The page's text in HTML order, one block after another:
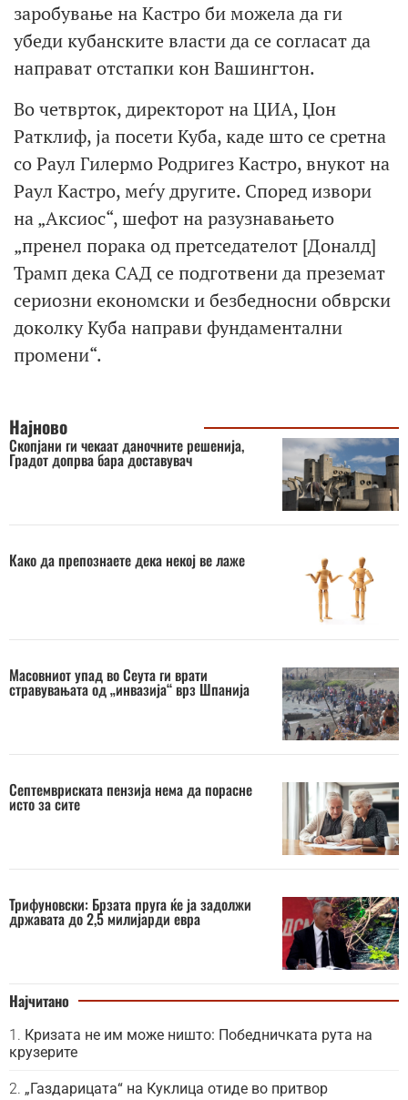
заробување на Кастро би можела да ги
убеди кубанските власти да се согласат да
направат отстапки кон Вашингтон.
Во четврток, директорот на ЦИА, Џон
Ратклиф, ја посети Куба, каде што се сретна
со Раул Гилермо Родригез Кастро, внукот на
Раул Кастро, меѓу другите. Според извори
на „Аксиос“, шефот на разузнавањето
„пренел порака од претседателот [Доналд]
Трамп дека САД се подготвени да преземат
сериозни економски и безбедносни обврски
доколку Куба направи фундаментални
промени“.
Најново
Скопјани ги чекаат даночните решенија,
Градот допрва бара доставувач
Како да препознаете дека некој ве лаже
Масовниот упад во Сеута ги врати
стравувањата од „инвазија“ врз Шпанија
Септемвриската пензија нема да порасне
исто за сите
Трифуновски: Брзата пруга ќе ја задолжи
државата до 2,5 милијарди евра
Најчитано
Кризата не им може ништо: Победничката рута на
крузерите
„Газдарицата“ на Куклица отиде во притвор